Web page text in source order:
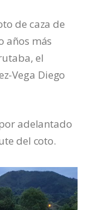
de caza de
años más
el
Vega Diego
adelantado
del coto.